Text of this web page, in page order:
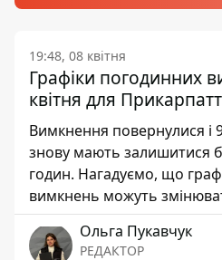
19:48, 08 квітня
Графіки погодинних
квітня для
Вимкнення повернулися і
знову мають залишитися
годин. Нагадуємо, що
вимкнень можуть
Ольга Пукавчук
РЕДАКТОР